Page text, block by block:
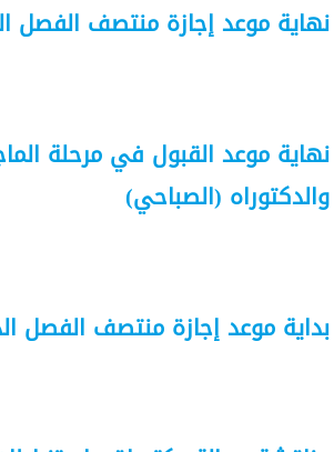
نهاية موعد إجازة منتصف الفصل
نهاية موعد القبول في مرحلة
والدكتوراه (الصباحي)
بداية موعد إجازة منتصف الفصل